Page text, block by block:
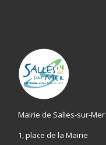
Mairie de Salles-sur-Mer
1, place de la Mairie